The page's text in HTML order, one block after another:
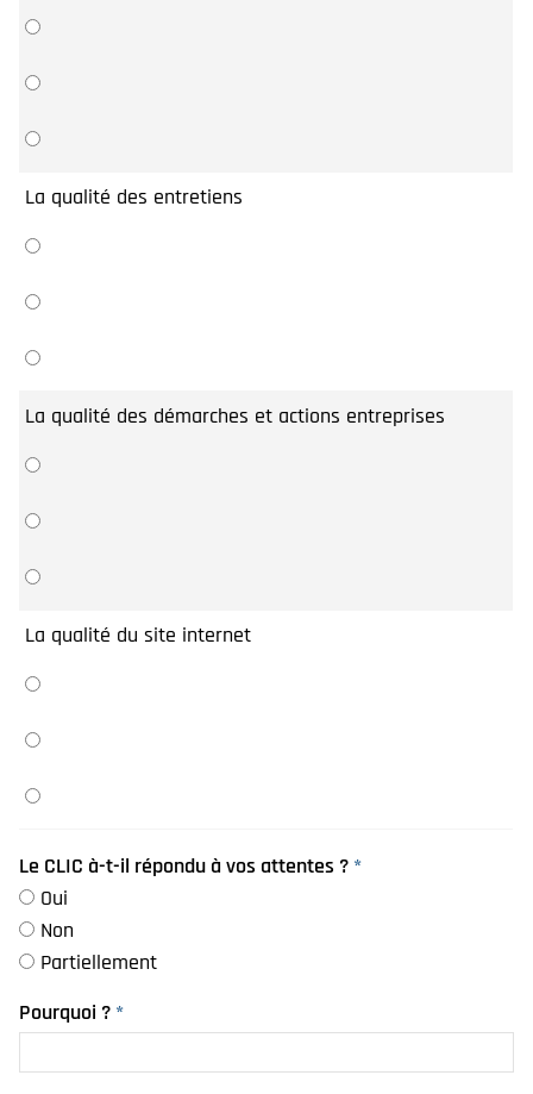
La qualité des entretiens
La qualité des démarches et actions entreprises
La qualité du site internet
Le CLIC à-t-il répondu à vos attentes ? *
Oui
Non
Partiellement
Pourquoi ? *